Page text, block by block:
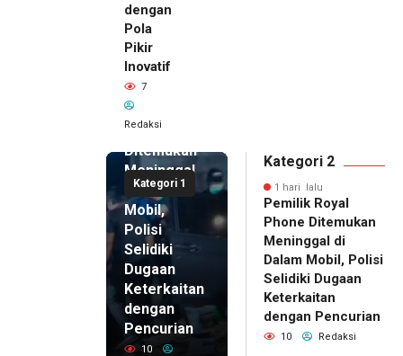
dengan
Pola
Pikir
Inovatif
7
Redaksi
Kategori 1
1 hari lalu
Pemilik
Royal
Phone
Ditemukan
Meninggal
di Dalam
Mobil,
Polisi
Selidiki
Dugaan
Keterkaitan
dengan
Pencurian
10
Kategori 2
1 hari lalu
Pemilik Royal
Phone Ditemukan
Meninggal di
Dalam Mobil, Polisi
Selidiki Dugaan
Keterkaitan
dengan Pencurian
10 Redaksi